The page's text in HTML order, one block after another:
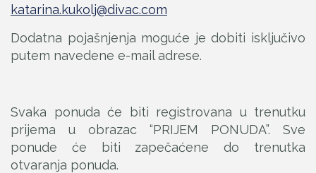
katarina.kukolj@divac.com
Dodatna pojašnjenja moguće je dobiti isključivo
putem navedene e-mail adrese.
Svaka ponuda će biti registrovana u trenutku
prijema u obrazac “PRIJEM PONUDA”. Sve
ponude će biti zapečaćene do trenutka
otvaranja ponuda.